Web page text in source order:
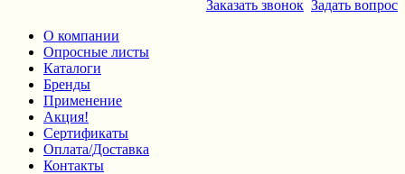
Заказать звонок Задать вопрос
О компании
Опросные листы
Каталоги
Бренды
Применение
Акция!
Сертификаты
Оплата/Доставка
Контакты